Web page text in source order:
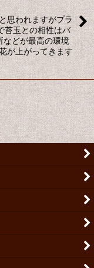
思われますがプラ
苔玉との相性はバ
などが最高の環境
が上がってきます